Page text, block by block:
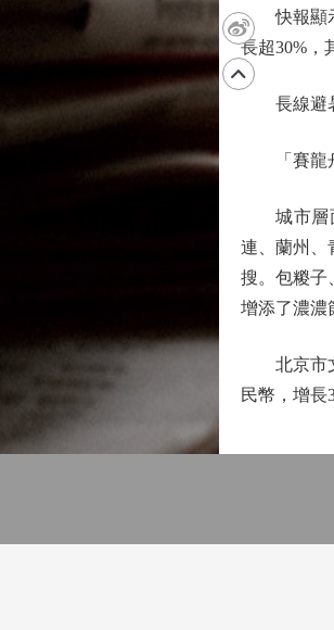
快報顯示
長超30%，
長線避暑
「賽龍舟
城市層面
連、蘭州、
搜。包糉子
增添了濃濃
北京市文
民幣，增長